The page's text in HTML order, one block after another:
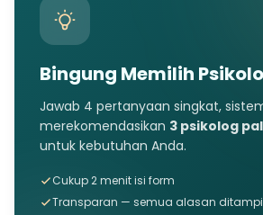
Bingung Memilih
Jawab 4 pertanyaan singkat,
merekomendasikan 3 psikolog
untuk kebutuhan Anda.
Cukup 2 menit isi form
Transparan — semua alasan